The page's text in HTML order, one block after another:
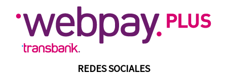
REDES SOCIALES